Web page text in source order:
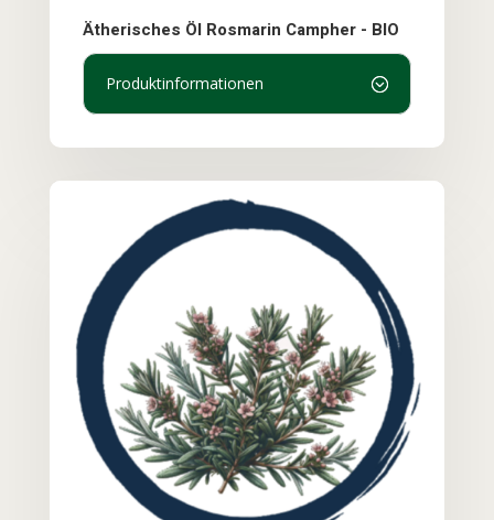
Ätherisches Öl Rosmarin Campher - BIO
Produktinformationen